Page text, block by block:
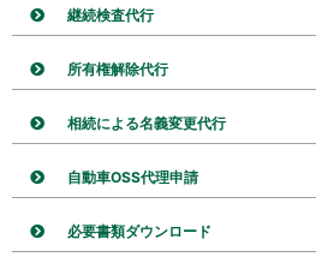
継続検査代行
所有権解除代行
相続による名義変更代行
自動車OSS代理申請
必要書類ダウンロード